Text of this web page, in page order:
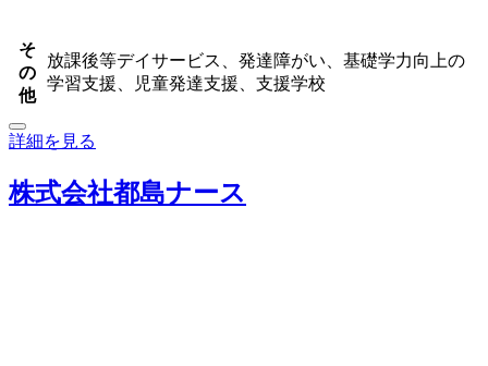
そ
の
他
放課後等デイサービス、発達障がい、基礎学力向上の
学習支援、児童発達支援、支援学校
詳細を見る
株式会社都島ナース